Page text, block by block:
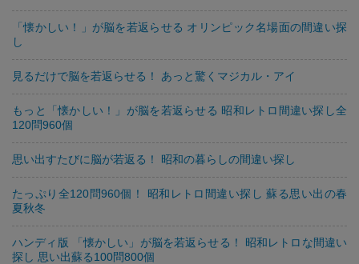
「懐かしい！」が脳を若返らせる オリンピック名場面の間違い探
し
見るだけで脳を若返らせる！ あっと驚くマジカル・アイ
もっと「懐かしい！」が脳を若返らせる 昭和レトロ間違い探し全
120問960個
思い出すたびに脳が若返る！ 昭和の暮らしの間違い探し
たっぷり全120問960個！ 昭和レトロ間違い探し 蘇る思い出の春
夏秋冬
ハンディ版 「懐かしい」が脳を若返らせる！ 昭和レトロな間違い
探し 思い出蘇る100問800個